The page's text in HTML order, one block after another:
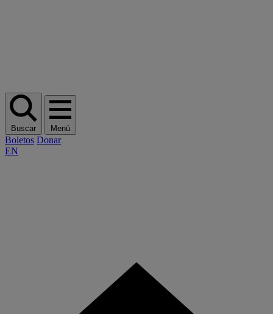
Buscar Menú
Boletos Donar
EN